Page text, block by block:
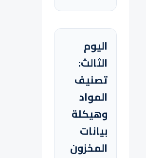
اليوم
الثالث:
تصنيف
المواد
وهيكلة
بيانات
المخزون